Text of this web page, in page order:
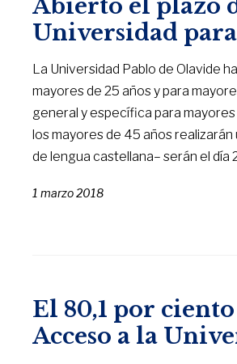
Abierto el plazo
Universidad para
La Universidad Pablo de Olavide
mayores de 25 años y para
general y específica para
los mayores de 45 años
de lengua castellana– serán el día
1 marzo 2018
El 80,1 por
Acceso a la